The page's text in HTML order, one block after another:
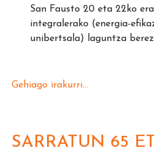
San Fausto 20 eta 22ko
integralerako (energia-
unibertsala) laguntza
Gehiago irakurri...
SARRATUN 65